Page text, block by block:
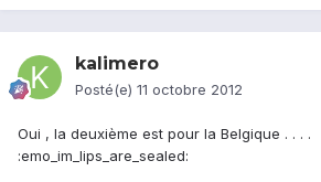
kalimero
Posté(e) 11 octobre 2012
Oui , la deuxième est pour la Belgique . . . .
:emo_im_lips_are_sealed: